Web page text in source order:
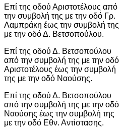
Επί της οδού Αριστοτέλους από
την συμβολή της με την οδό Γρ.
Λαμπράκη έως την συμβολή της
με την οδό Δ. Βετσοπούλου.
Επί της οδού Δ. Βετσοπούλου
από την συμβολή της με την οδό
Αριστοτέλους έως την συμβολή
της με την οδό Ναούσης.
Επί της οδού Δ. Βετσοπούλου
από την συμβολή της με την οδό
Ναούσης έως την συμβολή της
με την οδό Εθν. Αντίστασης.